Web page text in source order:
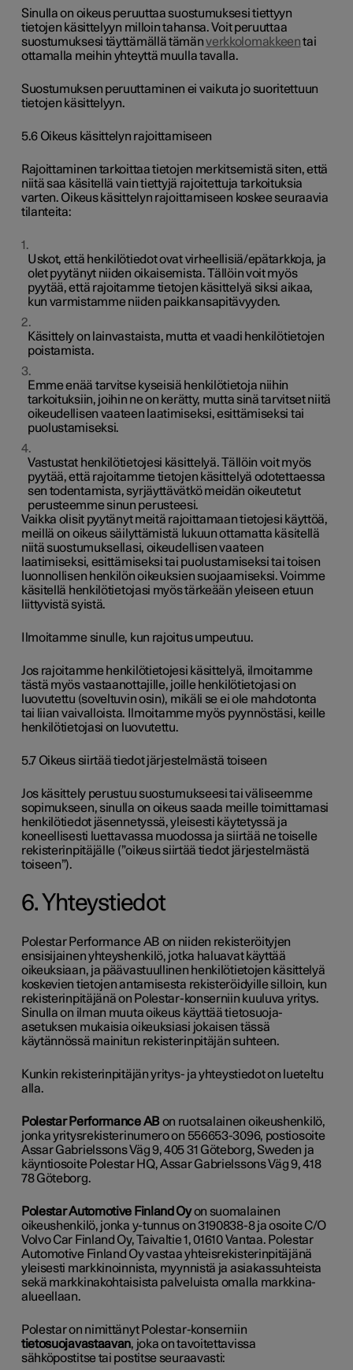
Sinulla on oikeus peruuttaa suostumuksesi tiettyyn
tietojen käsittelyyn milloin tahansa. Voit peruuttaa
suostumuksesi täyttämällä tämänverkkolomakkeentai
ottamalla meihin yhteyttä muulla tavalla.
Suostumuksen peruuttaminen ei vaikuta jo suoritettuun
tietojen käsittelyyn.
5.6 Oikeus käsittelyn rajoittamiseen
Rajoittaminen tarkoittaa tietojen merkitsemistä siten, että
niitä saa käsitellä vain tiettyjä rajoitettuja tarkoituksia
varten. Oikeus käsittelyn rajoittamiseen koskee seuraavia
tilanteita:
Uskot, että henkilötiedot ovat virheellisiä/epätarkkoja, ja
olet pyytänyt niiden oikaisemista. Tällöin voit myös
pyytää, että rajoitamme tietojen käsittelyä siksi aikaa,
kun varmistamme niiden paikkansapitävyyden.
Käsittely on lainvastaista, mutta et vaadi henkilötietojen
poistamista.
Emme enää tarvitse kyseisiä henkilötietoja niihin
tarkoituksiin, joihin ne on kerätty, mutta sinä tarvitset niitä
oikeudellisen vaateen laatimiseksi, esittämiseksi tai
puolustamiseksi.
Vastustat henkilötietojesi käsittelyä. Tällöin voit myös
pyytää, että rajoitamme tietojen käsittelyä odotettaessa
sen todentamista, syrjäyttävätkö meidän oikeutetut
perusteemme sinun perusteesi.
Vaikka olisit pyytänyt meitä rajoittamaan tietojesi käyttöä,
meillä on oikeus säilyttämistä lukuun ottamatta käsitellä
niitä suostumuksellasi, oikeudellisen vaateen
laatimiseksi, esittämiseksi tai puolustamiseksi tai toisen
luonnollisen henkilön oikeuksien suojaamiseksi. Voimme
käsitellä henkilötietojasi myös tärkeään yleiseen etuun
liittyvistä syistä.
Ilmoitamme sinulle, kun rajoitus umpeutuu.
Jos rajoitamme henkilötietojesi käsittelyä, ilmoitamme
tästä myös vastaanottajille, joille henkilötietojasi on
luovutettu (soveltuvin osin), mikäli se ei ole mahdotonta
tai liian vaivalloista. Ilmoitamme myös pyynnöstäsi, keille
henkilötietojasi on luovutettu.
5.7 Oikeus siirtää tiedot järjestelmästä toiseen
Jos käsittely perustuu suostumukseesi tai väliseemme
sopimukseen, sinulla on oikeus saada meille toimittamasi
henkilötiedot jäsennetyssä, yleisesti käytetyssä ja
koneellisesti luettavassa muodossa ja siirtää ne toiselle
rekisterinpitäjälle (”oikeus siirtää tiedot järjestelmästä
toiseen”).
6. Yhteystiedot
Polestar Performance AB on niiden rekisteröityjen
ensisijainen yhteyshenkilö, jotka haluavat käyttää
oikeuksiaan, ja päävastuullinen henkilötietojen käsittelyä
koskevien tietojen antamisesta rekisteröidyille silloin, kun
rekisterinpitäjänä on Polestar-konserniin kuuluva yritys.
Sinulla on ilman muuta oikeus käyttää tietosuoja-
asetuksen mukaisia oikeuksiasi jokaisen tässä
käytännössä mainitun rekisterinpitäjän suhteen.
Kunkin rekisterinpitäjän yritys- ja yhteystiedot on lueteltu
alla.
Polestar Performance ABon ruotsalainen oikeushenkilö,
jonka yritysrekisterinumero on 556653-3096, postiosoite
Assar Gabrielssons Väg 9, 405 31 Göteborg, Sweden ja
käyntiosoite Polestar HQ, Assar Gabrielssons Väg 9, 418
78 Göteborg.
Polestar Automotive Finland Oyon suomalainen
oikeushenkilö, jonka y-tunnus on 3190838-8 ja osoite C/O
Volvo Car Finland Oy, Taivaltie 1, 01610 Vantaa. Polestar
Automotive Finland Oy vastaa yhteisrekisterinpitäjänä
yleisesti markkinoinnista, myynnistä ja asiakassuhteista
sekä markkinakohtaisista palveluista omalla markkina-
alueellaan.
Polestar on nimittänyt Polestar-konserniin
tietosuojavastaavan, joka on tavoitettavissa
sähköpostitse tai postitse seuraavasti: